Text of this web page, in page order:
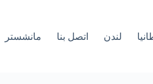
لندن اتصل بنا مانشستر